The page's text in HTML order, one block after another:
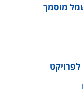
מוסמך